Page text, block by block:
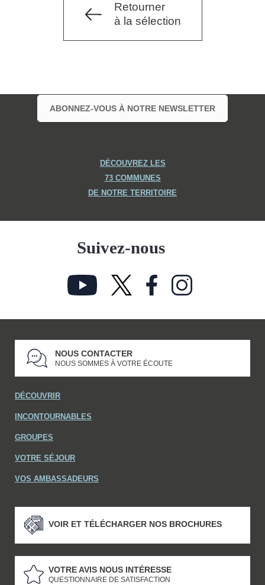
Retourner
à la sélection
ABONNEZ-VOUS À NOTRE NEWSLETTER
DÉCOUVREZ LES
73 COMMUNES
DE NOTRE TERRITOIRE
Suivez-nous
NOUS CONTACTER
NOUS SOMMES À VOTRE ÉCOUTE
DÉCOUVRIR
INCONTOURNABLES
GROUPES
VOTRE SÉJOUR
VOS AMBASSADEURS
VOIR ET TÉLÉCHARGER NOS BROCHURES
VOTRE AVIS NOUS INTÉRESSE
QUESTIONNAIRE DE SATISFACTION